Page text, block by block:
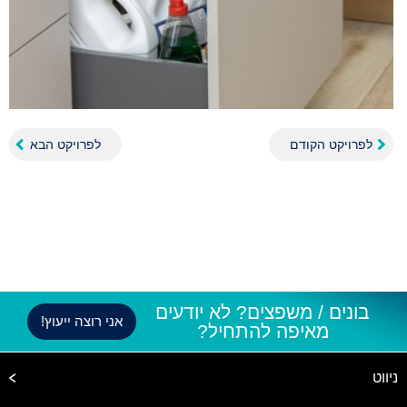
לפרויקט הקודם לפרויקט הבא
בונים / משפצים? לא יודעים
מאיפה להתחיל?
אני רוצה ייעוץ!
ניווט